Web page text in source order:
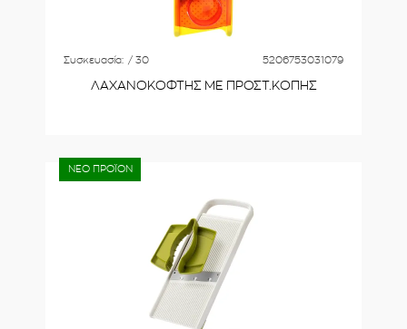
Συσκευασία: / 30 5206753031079
ΛΑΧΑΝΟΚΟΦΤΗΣ ΜΕ ΠΡΟΣΤ.ΚΟΠΗΣ
ΝΕΟ ΠΡΟΪΟΝ